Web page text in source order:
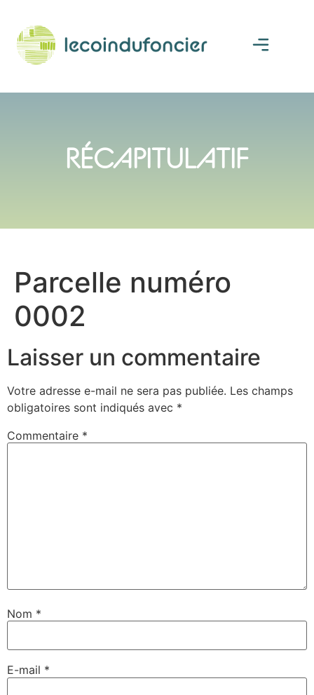
RÉCAPITULATIF
Parcelle numéro
0002
Laisser un commentaire
Votre adresse e-mail ne sera pas publiée. Les champs
obligatoires sont indiqués avec *
Commentaire *
Nom *
E-mail *